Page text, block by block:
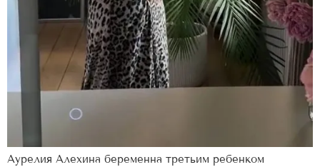
Аурелия Алехина беременна третьим ребенком